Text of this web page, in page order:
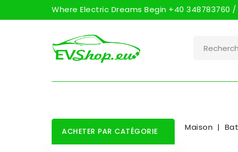
Where Electric Dreams Begin +40 348783760
ACHETER PAR CATÉGORIE Maison